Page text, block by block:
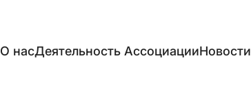
О насДеятельность AссоциацииНовости